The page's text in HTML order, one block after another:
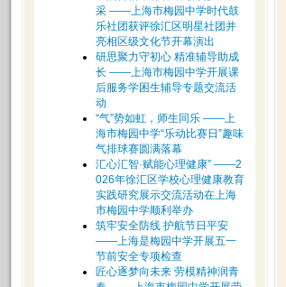
采 ——上海市梅园中学时代鼓
乐社团获评徐汇区明星社团并
亮相区级文化节开幕演出
研思聚力守初心 精准辅导助成
长 ——上海市梅园中学开展课
后服务学困生辅导专题交流活
动
“气”势如虹，师生同乐 ——上
海市梅园中学“乐动比赛日”趣味
气排球赛圆满落幕
汇心汇智·赋能心理健康” ——2
026年徐汇区学校心理健康教育
实践研究展示交流活动在上海
市梅园中学顺利举办
筑牢安全防线 护航节日平安
——上海是梅园中学开展五一
节前安全专项检查
匠心逐梦向未来 劳模精神润青